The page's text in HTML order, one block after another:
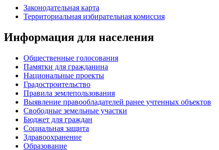
Законодательная карта
Территориальная избирательная комиссия
Информация для населения
Общественные голосования
Памятки для гражданина
Национальные проекты
Градостроительство
Правила землепользования
Выявление правообладателей ранее учтенных объектов
Свободные земельные участки
Бюджет для граждан
Социальная защита
Здравоохранение
Образование